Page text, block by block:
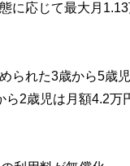
に応じて最大月
られた3歳から5歳
2歳児は月額4.2万